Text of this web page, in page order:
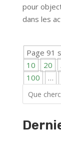
pour
dans les
Page 91
10
20
100
…